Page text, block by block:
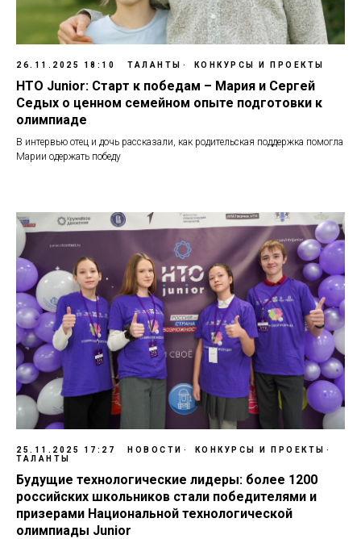
26.11.2025 18:10 ТАЛАНТЫ КОНКУРСЫ И ПРОЕКТЫ
НТО Junior: Старт к победам – Мария и Сергей
Седых о ценном семейном опыте подготовки к
олимпиаде
В интервью отец и дочь рассказали, как родительская поддержка помогла
Марии одержать победу
25.11.2025 17:27 НОВОСТИ
КОНКУРСЫ И ПРОЕКТЫ
ТАЛАНТЫ
Будущие технологические лидеры: более 1200
российских школьников стали победителями и
призерами Национальной технологической
олимпиады Junior